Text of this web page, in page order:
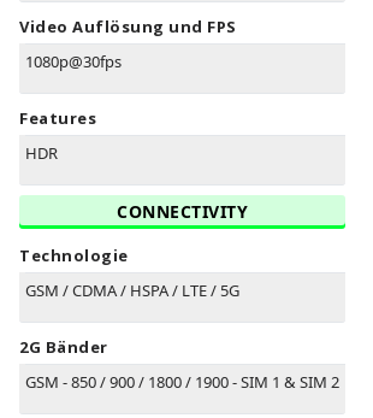
Video Auflösung und FPS
1080p@30fps
Features
HDR
CONNECTIVITY
Technologie
GSM / CDMA / HSPA / LTE / 5G
2G Bänder
GSM - 850 / 900 / 1800 / 1900 - SIM 1 & SIM 2